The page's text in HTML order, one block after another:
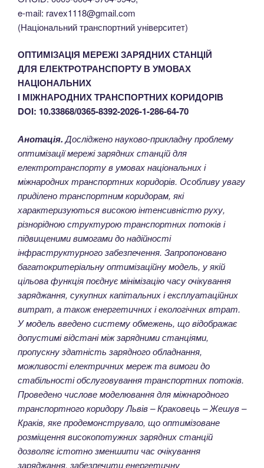
e-mail: ravex1118@gmail.com
(Національний транспортний університет)
ОПТИМІЗАЦІЯ МЕРЕЖІ ЗАРЯДНИХ СТАНЦІЙ
ДЛЯ ЕЛЕКТРОТРАНСПОРТУ В УМОВАХ
НАЦІОНАЛЬНИХ
І МІЖНАРОДНИХ ТРАНСПОРТНИХ КОРИДОРІВ
DOI: 10.33868/0365-8392-2026-1-286-64-70
Анотація. Досліджено науково-прикладну проблему
оптимізації мережі зарядних станцій для
електротранспорту в умовах національних і
міжнародних транспортних коридорів. Особливу увагу
приділено транспортним коридорам, які
характеризуються високою інтенсивністю руху,
різнорідною структурою транспортних потоків і
підвищеними вимогами до надійності
інфраструктурного забезпечення. Запропоновано
багатокритеріальну оптимізаційну модель, у якій
цільова функція поєднує мінімізацію часу очікування
заряджання, сукупних капітальних і експлуатаційних
витрат, а також енергетичних і екологічних втрат.
У модель введено систему обмежень, що відображає
допустимі відстані між зарядними станціями,
пропускну здатність зарядного обладнання,
можливості електричних мереж та вимоги до
стабільності обслуговування транспортних потоків.
Проведено числове моделювання для міжнародного
транспортного коридору Львів – Краковець – Жешув –
Краків, яке продемонструвало, що оптимізоване
розміщення високопотужних зарядних станцій
дозволяє істотно зменшити час очікування
заряджання, забезпечити енергетичну